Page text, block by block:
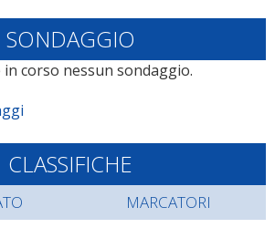
SONDAGGIO
corso nessun sondaggio.
CLASSIFICHE
MARCATORI